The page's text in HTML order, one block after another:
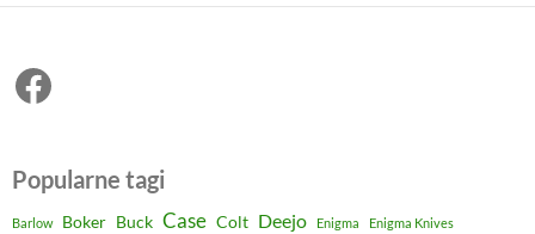
Facebook
Popularne tagi
Barlow Boker Buck Case Colt Deejo Enigma Enigma Knives